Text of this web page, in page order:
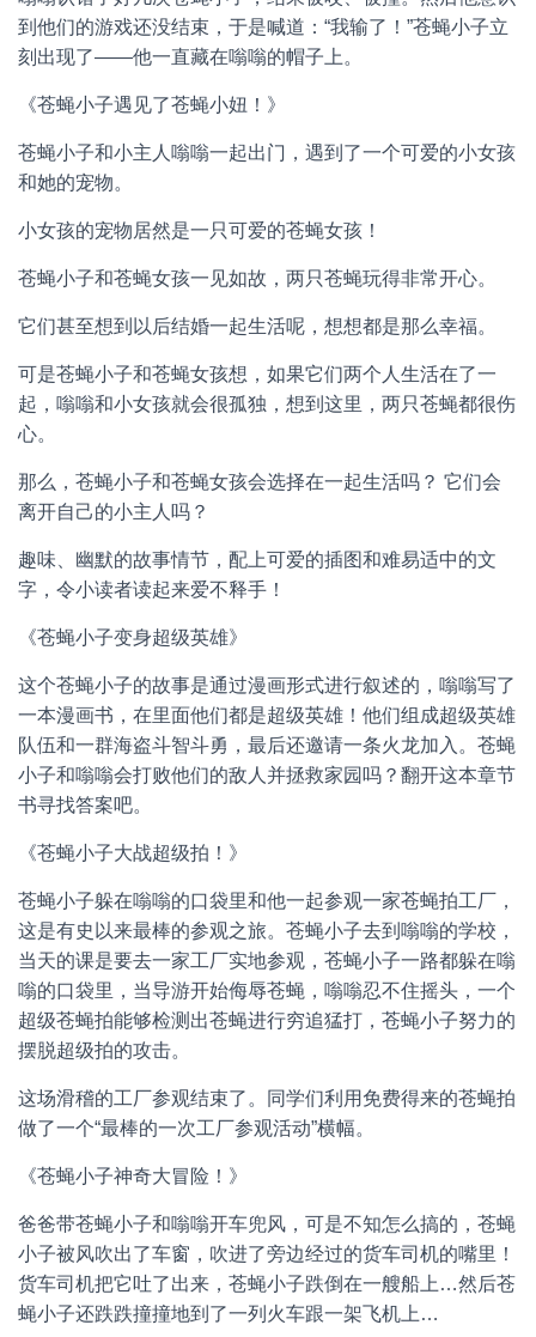
到他们的游戏还没结束，于是喊道：“我输了！”苍蝇小子立
刻出现了——他一直藏在嗡嗡的帽子上。
《苍蝇小子遇见了苍蝇小妞！》
苍蝇小子和小主人嗡嗡一起出门，遇到了一个可爱的小女孩
和她的宠物。
小女孩的宠物居然是一只可爱的苍蝇女孩！
苍蝇小子和苍蝇女孩一见如故，两只苍蝇玩得非常开心。
它们甚至想到以后结婚一起生活呢，想想都是那么幸福。
可是苍蝇小子和苍蝇女孩想，如果它们两个人生活在了一
起，嗡嗡和小女孩就会很孤独，想到这里，两只苍蝇都很伤
心。
那么，苍蝇小子和苍蝇女孩会选择在一起生活吗？ 它们会
离开自己的小主人吗？
趣味、幽默的故事情节，配上可爱的插图和难易适中的文
字，令小读者读起来爱不释手！
《苍蝇小子变身超级英雄》
这个苍蝇小子的故事是通过漫画形式进行叙述的，嗡嗡写了
一本漫画书，在里面他们都是超级英雄！他们组成超级英雄
队伍和一群海盗斗智斗勇，最后还邀请一条火龙加入。苍蝇
小子和嗡嗡会打败他们的敌人并拯救家园吗？翻开这本章节
书寻找答案吧。
《苍蝇小子大战超级拍！》
苍蝇小子躲在嗡嗡的口袋里和他一起参观一家苍蝇拍工厂，
这是有史以来最棒的参观之旅。苍蝇小子去到嗡嗡的学校，
当天的课是要去一家工厂实地参观，苍蝇小子一路都躲在嗡
嗡的口袋里，当导游开始侮辱苍蝇，嗡嗡忍不住摇头，一个
超级苍蝇拍能够检测出苍蝇进行穷追猛打，苍蝇小子努力的
摆脱超级拍的攻击。
这场滑稽的工厂参观结束了。同学们利用免费得来的苍蝇拍
做了一个“最棒的一次工厂参观活动”横幅。
《苍蝇小子神奇大冒险！》
爸爸带苍蝇小子和嗡嗡开车兜风，可是不知怎么搞的，苍蝇
小子被风吹出了车窗，吹进了旁边经过的货车司机的嘴里！
货车司机把它吐了出来，苍蝇小子跌倒在一艘船上…然后苍
蝇小子还跌跌撞撞地到了一列火车跟一架飞机上…